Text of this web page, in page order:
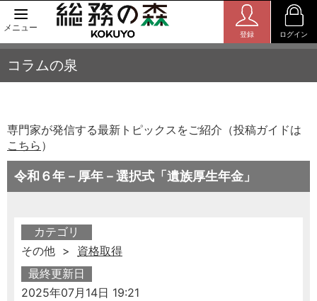
メニュー
登録 ログイン
コラムの泉
専門家が発信する最新トピックスをご紹介（投稿ガイドは
こちら ）
令和６年－厚年－選択式「遺族厚生年金」
カテゴリ
その他 > 資格取得
最終更新日
2025年07月14日 19:21